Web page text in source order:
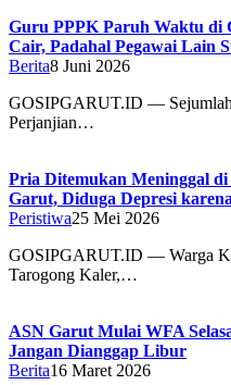
Guru PPPK Paruh Waktu di
Cair, Padahal Pegawai Lain
Berita8 Juni 2026
GOSIPGARUT.ID — Sejumlah
Perjanjian…
Pria Ditemukan Meninggal
Garut, Diduga Depresi
Peristiwa25 Mei 2026
GOSIPGARUT.ID — Warga
Tarogong Kaler,…
ASN Garut Mulai WFA
Jangan Dianggap Libur
Berita16 Maret 2026